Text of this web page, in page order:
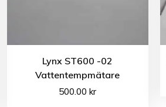
Lynx ST600 -02
Vattentempmätare
500.00kr